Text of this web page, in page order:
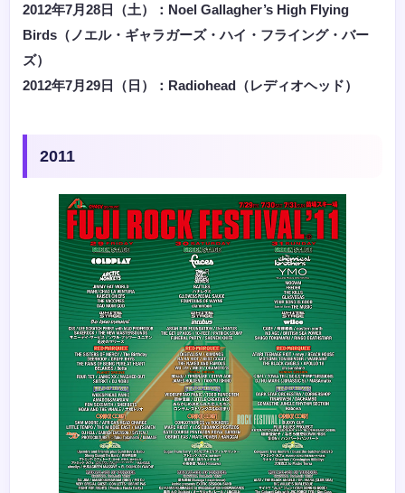
2012年7月28日（土）：Noel Gallagher’s High Flying
Birds（ノエル・ギャラガーズ・ハイ・フライング・バー
ズ）
2012年7月29日（日）：Radiohead（レディオヘッド）
2011